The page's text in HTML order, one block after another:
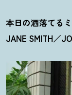
本日の洒落てる
JANE SMITH／